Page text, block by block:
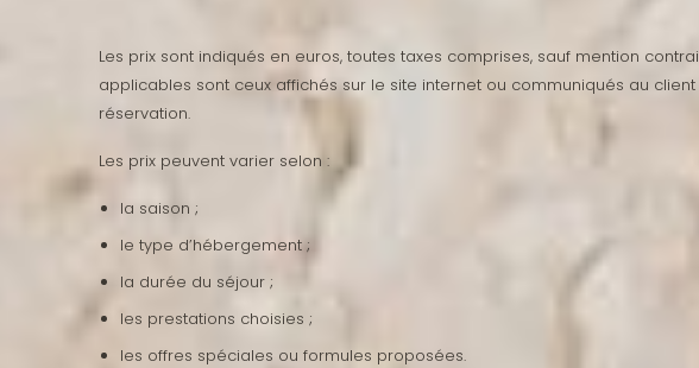
Les prix sont indiqués en euros, toutes taxes comprises, sauf mention
applicables sont ceux affichés sur le site internet ou communiqués au
réservation.
Les prix peuvent varier selon :
la saison ;
le type d’hébergement ;
la durée du séjour ;
les prestations choisies ;
les offres spéciales ou formules proposées.